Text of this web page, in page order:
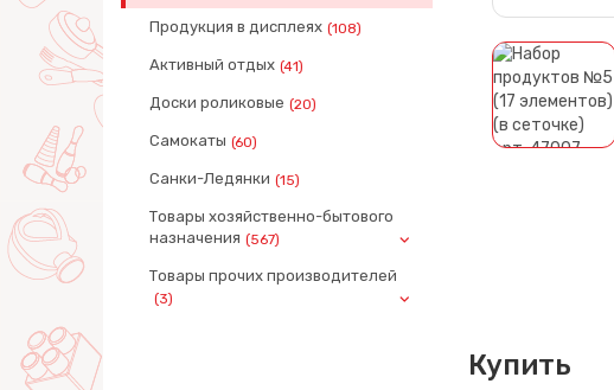
Продукция в дисплеях (108)
Активный отдых (41)
Доски роликовые (20)
Самокаты (60)
Санки-Ледянки (15)
Товары хозяйственно-бытового
назначения (567)
Товары прочих производителей
(3)
Купить